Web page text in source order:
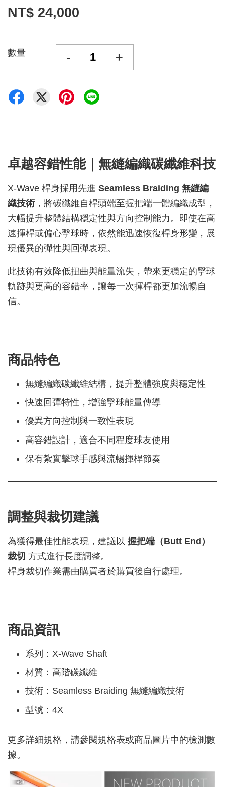
NT$ 24,000
數量 - +
卓越容錯性能｜無縫編織碳纖維科技
X-Wave 桿身採用先進 Seamless Braiding 無縫編
織技術，將碳纖維自桿頭端至握把端一體編織成型，
大幅提升整體結構穩定性與方向控制能力。即使在高
速揮桿或偏心擊球時，依然能迅速恢復桿身形變，展
現優異的彈性與回彈表現。
此技術有效降低扭曲與能量流失，帶來更穩定的擊球
軌跡與更高的容錯率，讓每一次揮桿都更加流暢自
信。
商品特色
無縫編織碳纖維結構，提升整體強度與穩定性
快速回彈特性，增強擊球能量傳導
優異方向控制與一致性表現
高容錯設計，適合不同程度球友使用
保有紮實擊球手感與流暢揮桿節奏
調整與裁切建議
為獲得最佳性能表現，建議以 握把端（Butt End）
裁切 方式進行長度調整。
桿身裁切作業需由購買者於購買後自行處理。
商品資訊
系列：X-Wave Shaft
材質：高階碳纖維
技術：Seamless Braiding 無縫編織技術
型號：4X
更多詳細規格，請參閱規格表或商品圖片中的檢測數
據。